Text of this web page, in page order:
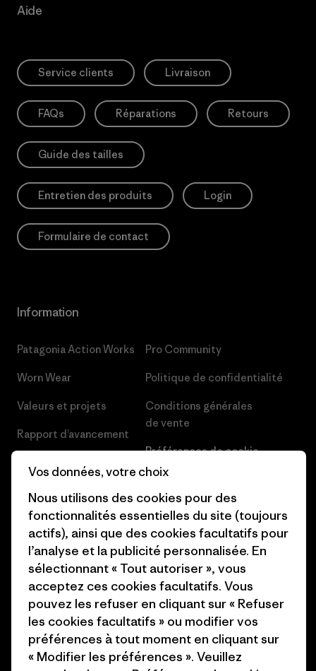
Aide
Service clients Livraison
FAQs Réparations Retours
Guide des tailles
Entretien des produits Login
Formulaire de contact
Information
Patagonia Action Works
Worn Wear
Valeurs et projets
Rapport d’avancement
Objectifs climatiques
1% For The Planet
Comment nous
finançons
Cartes cadeaux
Nos magasins
Pro Community
Politique de confidentialité
Conditions générales
de vente
Préférences de cookie
Carrières
Presse et media
Industry program
Programme d’affiliation
Patagonia Belgique Plan du
site
Vos données, votre choix
Nous utilisons des cookies pour des
fonctionnalités essentielles du site (toujours
actifs), ainsi que des cookies facultatifs pour
l’analyse et la publicité personnalisée. En
sélectionnant « Tout autoriser », vous
acceptez ces cookies facultatifs. Vous
pouvez les refuser en cliquant sur « Refuser
les cookies facultatifs » ou modifier vos
préférences à tout moment en cliquant sur
« Modifier les préférences ». Veuillez